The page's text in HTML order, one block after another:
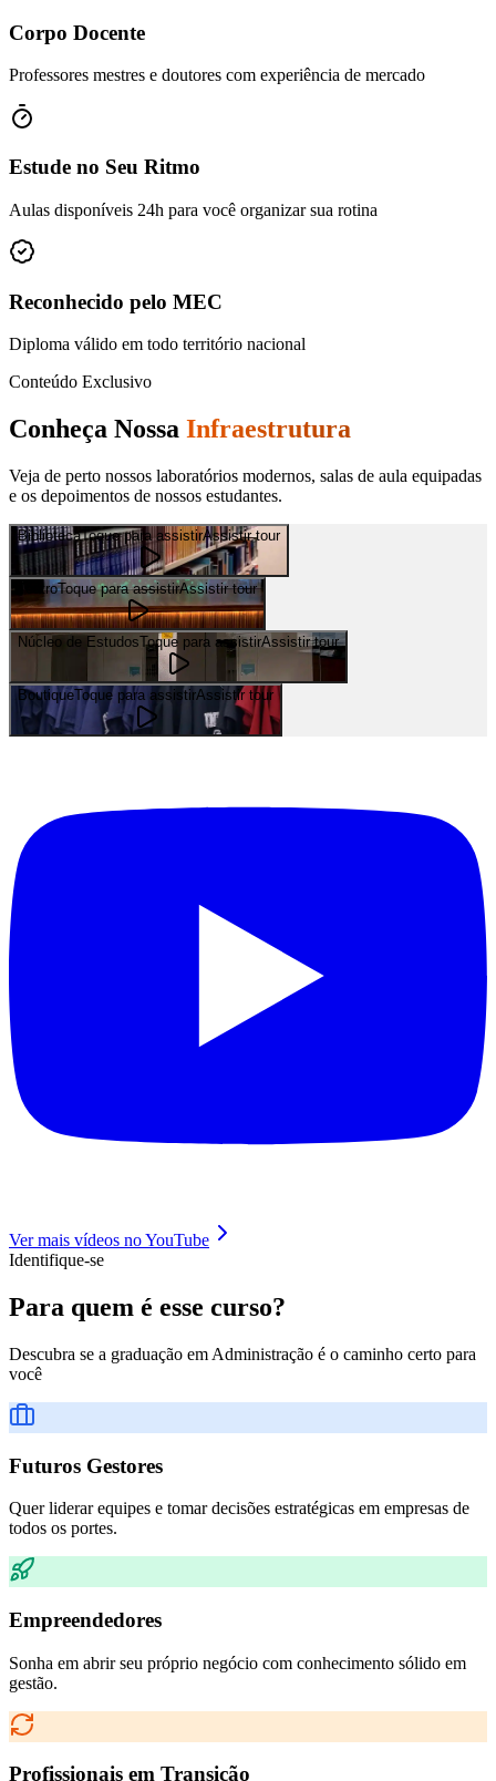
Corpo Docente
Professores mestres e doutores com experiência de mercado
Estude no Seu Ritmo
Aulas disponíveis 24h para você organizar sua rotina
Reconhecido pelo MEC
Diploma válido em todo território nacional
Conteúdo Exclusivo
Conheça Nossa Infraestrutura
Veja de perto nossos laboratórios modernos, salas de aula equipadas
e os depoimentos de nossos estudantes.
BibliotecaToque para assistirAssistir tour
TeatroToque para assistirAssistir tour
Núcleo de EstudosToque para assistirAssistir tour
BoutiqueToque para assistirAssistir tour
Ver mais vídeos no YouTube
Identifique-se
Para quem é esse curso?
Descubra se a graduação em Administração é o caminho certo para
você
Futuros Gestores
Quer liderar equipes e tomar decisões estratégicas em empresas de
todos os portes.
Empreendedores
Sonha em abrir seu próprio negócio com conhecimento sólido em
gestão.
Profissionais em Transição